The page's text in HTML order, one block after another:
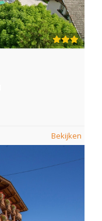
Bekijken